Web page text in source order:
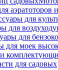
аэратоторов и
для
для
для
для моек
для садовых